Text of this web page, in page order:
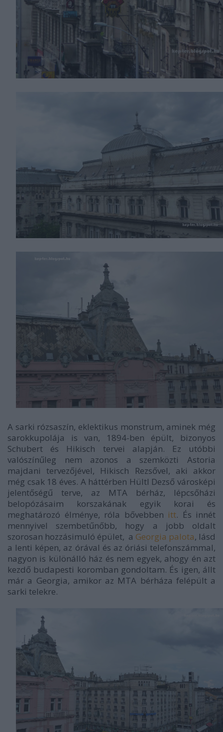
A sarki rózsaszín, eklektikus monstrum, aminek még
sarokkupolája is van, 1894-ben épült, bizonyos
Schubert és Hikisch tervei alapján. Ez utóbbi
valószínűleg nem azonos a szemközti Astoria
majdani tervezőjével, Hikisch Rezsővel, aki akkor
még csak 18 éves. A háttérben Hültl Dezső városképi
jelentőségű terve, az MTA bérház, lépcsőházi
belopózásaim korszakának egyik korai és
meghatározó élménye, róla bővebben itt. És innét
mennyivel szembetűnőbb, hogy a jobb oldalt
szorosan hozzásimuló épület, a Georgia palota, lásd
a lenti képen, az órával és az óriási telefonszámmal,
nagyon is különálló ház és nem egyek, ahogy én azt
kezdő budapesti koromban gondoltam. És igen, állt
már a Georgia, amikor az MTA bérháza felépült a
sarki telekre.